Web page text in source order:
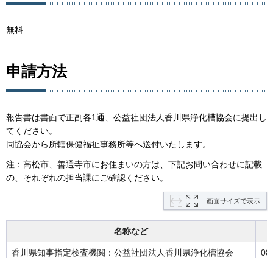
無料
申請方法
報告書は書面で正副各1通、公益社団法人香川県浄化槽協会に提出し
てください。
同協会から所轄保健福祉事務所等へ送付いたします。
注：高松市、善通寺市にお住まいの方は、下記お問い合わせに記載
の、それぞれの担当課にご確認ください。
画面サイズで表示
名称など
香川県知事指定検査機関：公益社団法人香川県浄化槽協会